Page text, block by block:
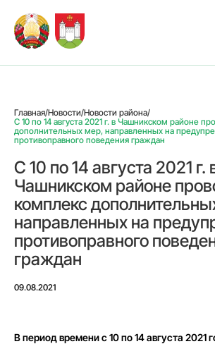
Главная/Новости/Новости района/
С 10 по 14 августа 2021 г. в Чашникском районе
дополнительных мер, направленных на
противоправного поведения граждан
С 10 по 14 августа 2021 г.
Чашникском районе
комплекс
направленных на
противоправного
граждан
09.08.2021
В период времени с 10 по 14 августа 2021